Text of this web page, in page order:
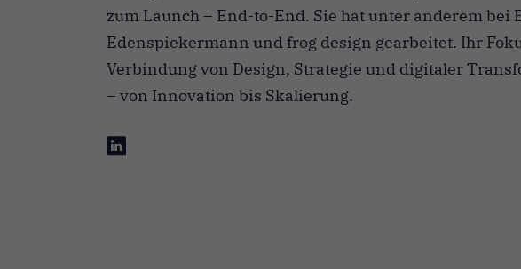
zum Launch – End-to-End. Sie hat unter anderem bei
Edenspiekermann und frog design gearbeitet. Ihr
Verbindung von Design, Strategie und digitaler
– von Innovation bis Skalierung.